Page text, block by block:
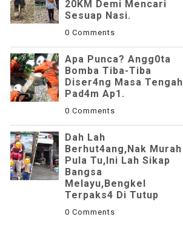
20KM Demi Mencari
Sesuap Nasi.
0 Comments
Apa Punca? Angg0ta
Bomba Tiba-Tiba
Diser4ng Masa Tengah
Pad4m Ap1.
0 Comments
Dah Lah
Berhut4ang,Nak Murah
Pula Tu,Ini Lah Sikap
Bangsa
Melayu,Bengkel
Terpaks4 Di Tutup
0 Comments